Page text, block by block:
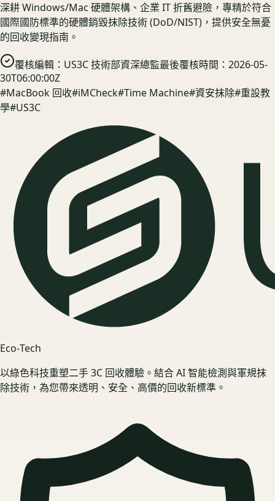
深耕 Windows/Mac 硬體架構、企業 IT 折舊避險，專精於符合
國際國防標準的硬體銷毀抹除技術 (DoD/NIST)，提供安全無憂
的回收變現指南。
覆核編輯： US3C 技術部資深總監最後覆核時間： 2026-05-
30T06:00:00Z
#MacBook 回收#iMCheck#Time Machine#資安抹除#重設教
學#US3C
Eco‑Tech
以綠色科技重塑二手 3C 回收體驗。結合 AI 智能檢測與軍規抹
除技術，為您帶來透明、安全、高價的回收新標準。